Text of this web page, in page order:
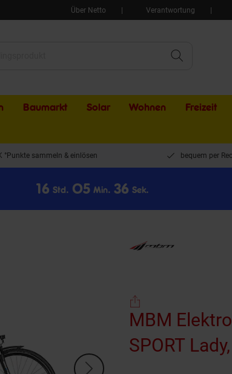
Über Netto Verantwortung
Baumarkt Solar Wohnen Freizeit
°Punkte sammeln & einlösen bequem per
16 Std. 05 Min. 36 Sek.
MBM
SPORT